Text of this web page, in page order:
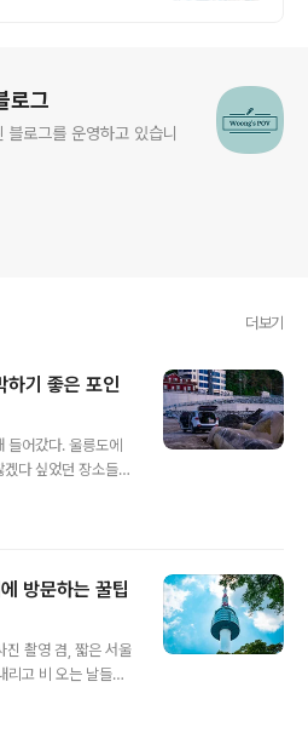
로그
로그를 운영하고 있습니
더보기
하기 좋은 포인
들어갔다. 울릉도에
다 싶었던 장소들을
같다. 6박을 머무는
에 섬을 한 바퀴 돌
지고 입도한다면 시
고 한 번은 시계 반대
지만 다른 느낌의
목록은 시계 반대 방
입 미리보기할 수
방문하는 꿀팁
촬영 겸, 짧은 서울
리고 비 오는 날들만
매력을 찾아볼 수 있